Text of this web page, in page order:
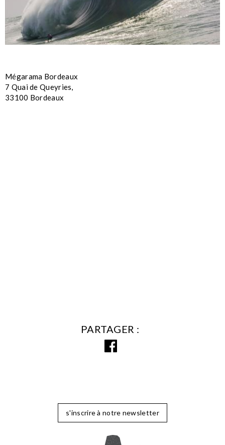
Mégarama Bordeaux
7 Quai de Queyries,
33100 Bordeaux
PARTAGER
s'inscrire à notre newsletter